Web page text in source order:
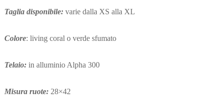
Taglia disponibile: varie dalla XS alla XL
Colore: living coral o verde sfumato
Telaio: in alluminio Alpha 300
Misura ruote: 28×42